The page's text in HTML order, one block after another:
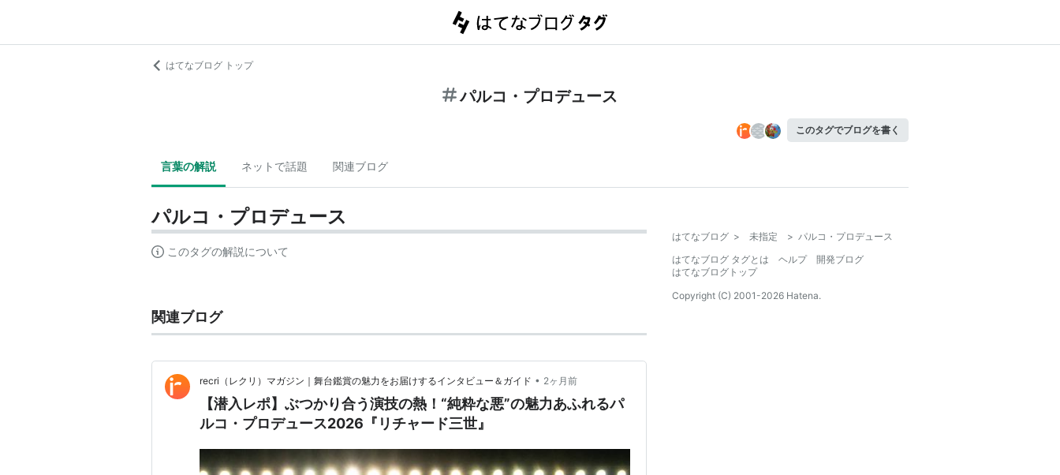
はてなブログ トップ
パルコ・プロデュース
このタグでブログを書く
言葉の解説 ネットで話題 関連ブログ
パルコ・プロデュース
このタグの解説について
関連ブログ
recri（レクリ）マガジン｜舞台鑑賞の魅力をお届けするインタビュー＆ガイド • 2ヶ月前
【潜入レポ】ぶつかり合う演技の熱！“純粋な悪”の魅力あふれるパ
ルコ・プロデュース2026『リチャード三世』
はてなブログ > 未指定 > パルコ・プロデュース
はてなブログ タグとは
ヘルプ
開発ブログ
はてなブログトップ
Copyright (C) 2001-2026 Hatena.